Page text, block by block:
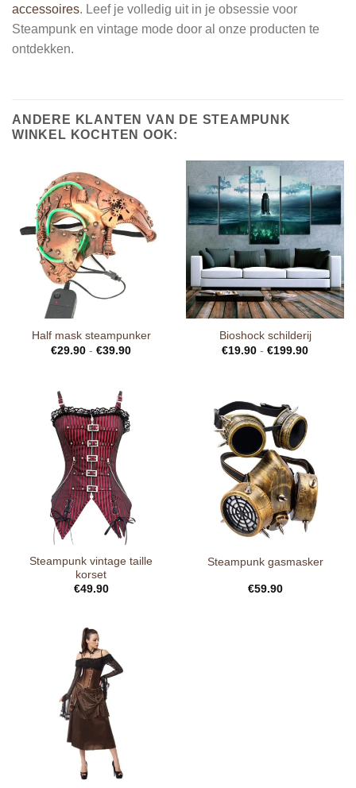
accessoires. Leef je volledig uit in je obsessie voor
Steampunk en vintage mode door al onze producten te
ontdekken.
ANDERE KLANTEN VAN DE STEAMPUNK
WINKEL KOCHTEN OOK:
Half mask steampunker
€29.90 - €39.90
Bioshock schilderij
€19.90 - €199.90
Steampunk vintage taille
korset
€49.90
Steampunk gasmasker
€59.90